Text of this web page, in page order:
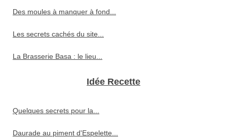
Des moules à manquer à fond...
Les secrets cachés du site...
La Brasserie Basa : le lieu...
Idée Recette
Quelques secrets pour la...
Daurade au piment d'Espelette...